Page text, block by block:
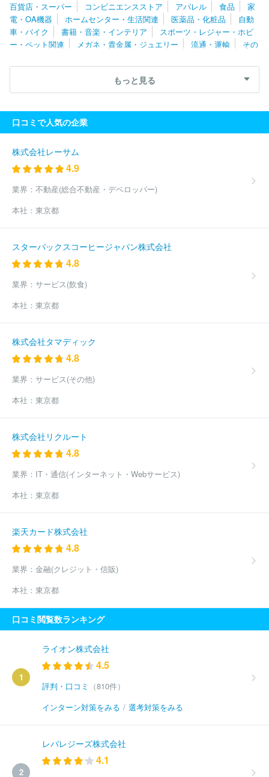
会社
遠藤商事株式会社 山形酸素株式会社
両毛丸善株式会社
佐藤燃料株式会社
カナイ石油株式会社
ＤＣＭニコット株式会
社
株式会社山新 株式会社島忠 株式会社カインズ
株式会社
ジョイフル本田
宇田川株式会社 茂田石油株式会社
株式会社い
株式会社シャイニングサービス
式会社
出光リテール販売株式会社 アークランズ株式会社
グッ
ドライフサーラ関東株式会社
フローリスト
ＥＮＥＯＳグローブエナジー株式会社
株式会社イ
エスト
株式会社京王アートマン
イワタニ山陽株式会社
株式会社みちのくクボタ
株式会社ウミライ
吉村アクティブ産業
式会社
株式会社ニチエネ
社カネタ商会
グランド石油株式会社
株式会社ホクレン油機サー
ビス
株式会社乳井石油商会
ほか(1090件)
百貨店・スーパー コンビニエンスストア アパレル 食品
家
電・OA機器
ホームセンター・生活関連 医薬品・化粧品
自動
車・バイク
書籍・音楽・インテリア
スポーツ・レジャー・ホビ
ー・ペット関連
メガネ・貴金属・ジュエリー 流通・運輸
その
もっと見る
口コミで人気の企業
株式会社レーサム
4.9
業界： 不動産(総合不動産・デベロッパー)
本社： 東京都
スターバックスコーヒージャパン株式会社
4.8
業界： サービス(飲食)
本社： 東京都
株式会社タマディック
4.8
業界： サービス(その他)
本社： 東京都
株式会社リクルート
4.8
業界： IT・通信(インターネット・Webサービス)
本社： 東京都
楽天カード株式会社
4.8
業界： 金融(クレジット・信販)
本社： 東京都
口コミ閲覧数ランキング
1
ライオン株式会社
4.5
評判・口コミ
（810件）
インターン対策をみる / 選考対策をみる
2
レバレジーズ株式会社
4.1